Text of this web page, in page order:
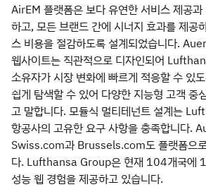
AirEM 플랫폼은 보다 유연한 서비스 제공
하고, 모든 브랜드 간에 시너지 효과를 제공
스 비용을 절감하도록 설계되었습니다.
웹사이트는 직관적으로 디자인되어
소유자가 시장 변화에 빠르게 적응할 수 있
쉽게 탐색할 수 있어 다양한 지능형 고객 중
고 말합니다. 모듈식 멀티테넌트 설계는
항공사의 고유한 요구 사항을 충족합니다.
Swiss.com과 Brussels.com도 플랫폼으
다. Lufthansa Group은 현재 104개국에
성능 웹 경험을 제공하고 있습니다.